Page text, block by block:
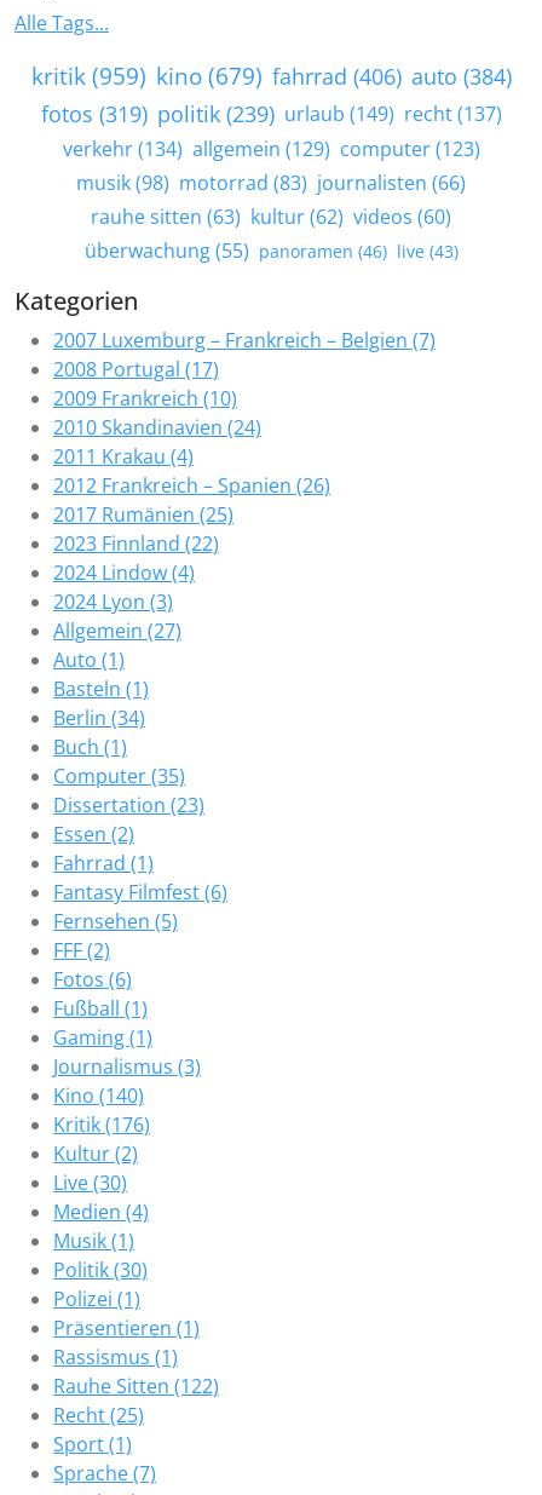
Alle Tags...
kritik (959) kino (679) fahrrad (406) auto (384)
fotos (319) politik (239) urlaub (149) recht (137)
verkehr (134) allgemein (129) computer (123)
musik (98) motorrad (83) journalisten (66)
rauhe sitten (63) kultur (62) videos (60)
überwachung (55) panoramen (46) live (43)
Kategorien
2007 Luxemburg – Frankreich – Belgien (7)
2008 Portugal (17)
2009 Frankreich (10)
2010 Skandinavien (24)
2011 Krakau (4)
2012 Frankreich – Spanien (26)
2017 Rumänien (25)
2023 Finnland (22)
2024 Lindow (4)
2024 Lyon (3)
Allgemein (27)
Auto (1)
Basteln (1)
Berlin (34)
Buch (1)
Computer (35)
Dissertation (23)
Essen (2)
Fahrrad (1)
Fantasy Filmfest (6)
Fernsehen (5)
FFF (2)
Fotos (6)
Fußball (1)
Gaming (1)
Journalismus (3)
Kino (140)
Kritik (176)
Kultur (2)
Live (30)
Medien (4)
Musik (1)
Politik (30)
Polizei (1)
Präsentieren (1)
Rassismus (1)
Rauhe Sitten (122)
Recht (25)
Sport (1)
Sprache (7)